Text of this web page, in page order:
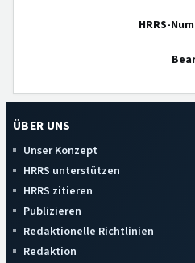
HRRS-
ÜBER UNS
Unser Konzept
HRRS unterstützen
HRRS zitieren
Publizieren
Redaktionelle Richtlinien
Redaktion